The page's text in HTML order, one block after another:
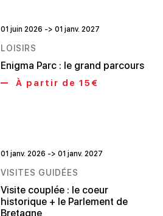
01 juin 2026 -> 01 janv. 2027
LOISIRS
Enigma Parc : le grand parcours
À partir de 15€
01 janv. 2026 -> 01 janv. 2027
VISITES GUIDÉES
Visite couplée : le coeur
historique + le Parlement de
Bretagne